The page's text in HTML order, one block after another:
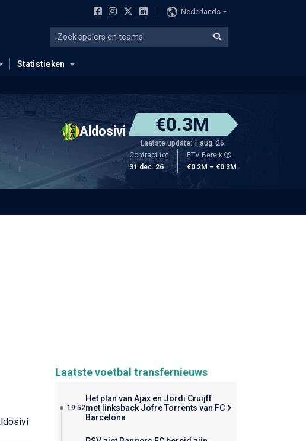
Nederlands
Statistieken
Aldosivi €0.3M
Laatste update: 1 aug. 26
Contract tot
31 dec. 26
ETV Bereik
€0.2M – €0.3M
Laatste voetbal transfernieuws
19:52
Het plan van Ajax en Jordi Cruijff
met linksback Jofre Torrents van FC
Barcelona